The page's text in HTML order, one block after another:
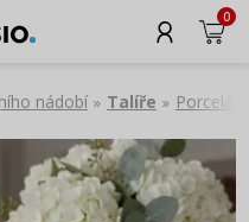
0
nádobí » Talíře »